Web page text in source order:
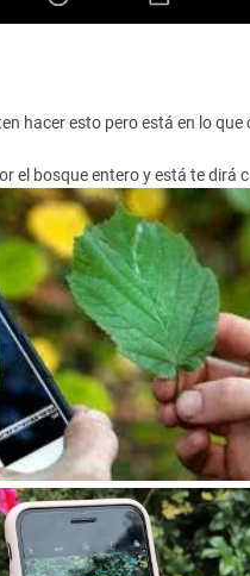
hacer esto pero está en lo que
el bosque entero y está te dirá